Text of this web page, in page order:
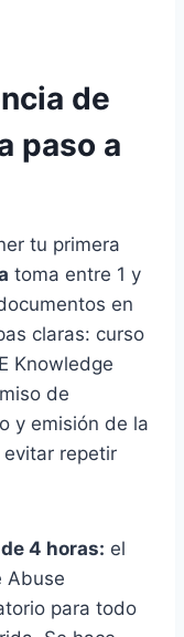
de
paso a
tu primera
toma entre 1 y
en
claras: curso
Knowledge
de
y emisión de la
repetir
4 horas: el
Abuse
para todo